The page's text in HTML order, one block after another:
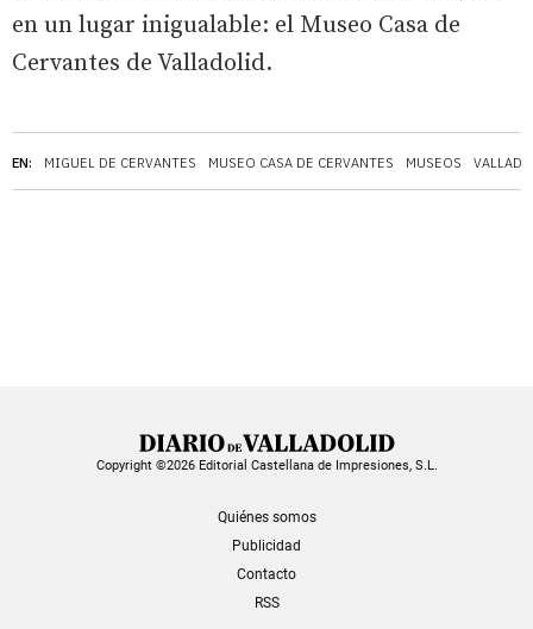
EN: MIGUEL DE CERVANTES MUSEO CASA DE CERVANTES MUSEOS
en un lugar inigualable: el Museo Casa de
Cervantes de Valladolid.
Copyright ©2026 Editorial Castellana de Impresiones, S.L.
Quiénes somos
Publicidad
Contacto
RSS